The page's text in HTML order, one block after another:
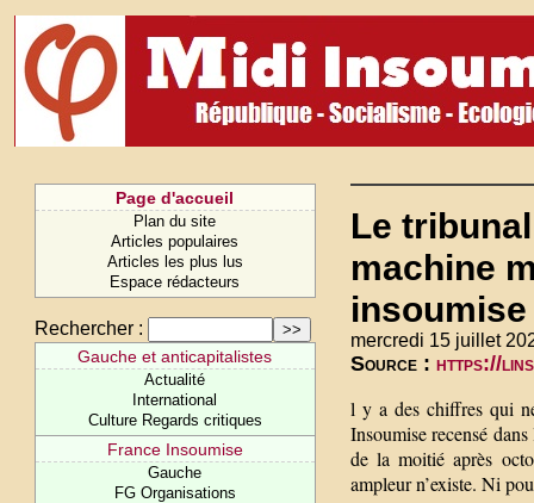
Page d'accueil
Plan du site
Articles populaires
Articles les plus lus
Espace rédacteurs
Rechercher :
Gauche et anticapitalistes
Actualité
International
Culture Regards critiques
France Insoumise
Gauche
FG Organisations
Le
machine
insoumise
mercredi 15 juillet
Source : https://
l y a des chiffres qui
Insoumise recensé
de la moitié après
ampleur n’existe. Ni